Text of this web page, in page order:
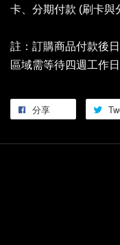
卡、分期付款 (刷卡與
註：訂購商品付款後
區域需等待四週工作日
分享